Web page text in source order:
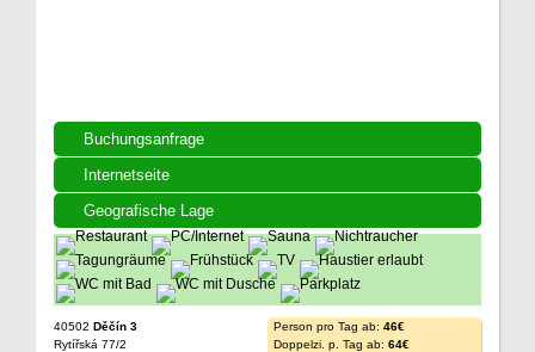
Buchungsanfrage
Internetseite
Geografische Lage
40502 Děčín 3
Rytířská 77/2
Person pro Tag ab: 46€
Doppelzi. p. Tag ab: 64€